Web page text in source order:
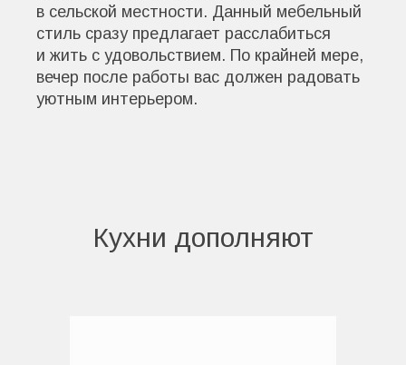
в сельской местности. Данный мебельный
стиль сразу предлагает расслабиться
и жить с удовольствием. По крайней мере,
вечер после работы вас должен радовать
уютным интерьером.
Кухни дополняют